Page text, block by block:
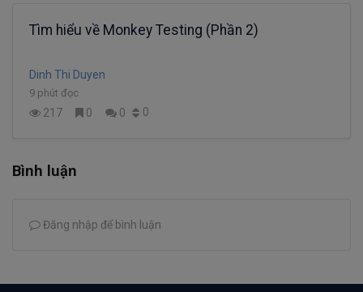
Tìm hiểu về Monkey Testing (Phần 2)
Dinh Thi Duyen
9 phút đọc
217 0 0 0
Bình luận
Đăng nhập để bình luận